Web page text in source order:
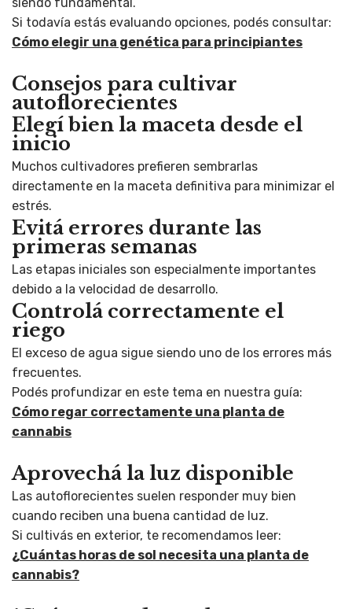
Si todavía estás evaluando opciones, podés consultar:
Cómo elegir una genética para principiantes
Consejos para cultivar
autoflorecientes
Elegí bien la maceta desde el
inicio
Muchos cultivadores prefieren sembrarlas
directamente en la maceta definitiva para minimizar el
estrés.
Evitá errores durante las
primeras semanas
Las etapas iniciales son especialmente importantes
debido a la velocidad de desarrollo.
Controlá correctamente el
riego
El exceso de agua sigue siendo uno de los errores más
frecuentes.
Podés profundizar en este tema en nuestra guía:
Cómo regar correctamente una planta de
cannabis
Aprovechá la luz disponible
Las autoflorecientes suelen responder muy bien
cuando reciben una buena cantidad de luz.
Si cultivás en exterior, te recomendamos leer:
¿Cuántas horas de sol necesita una planta de
cannabis?